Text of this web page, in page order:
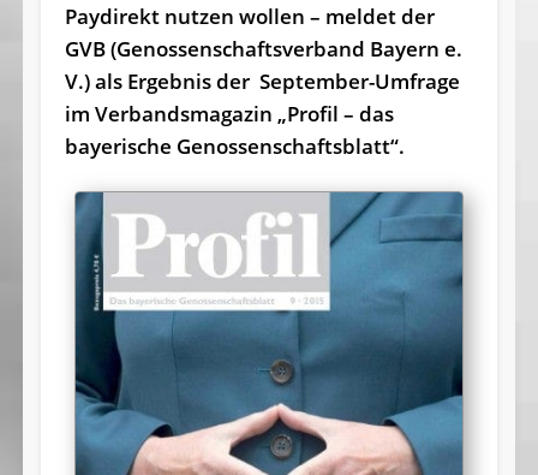
Paydirekt nutzen wollen – meldet der
GVB (Genossenschaftsverband Bayern e.
V.) als Ergebnis der September-Umfrage
im Verbandsmagazin „Profil – das
bayerische Genossenschaftsblatt“.